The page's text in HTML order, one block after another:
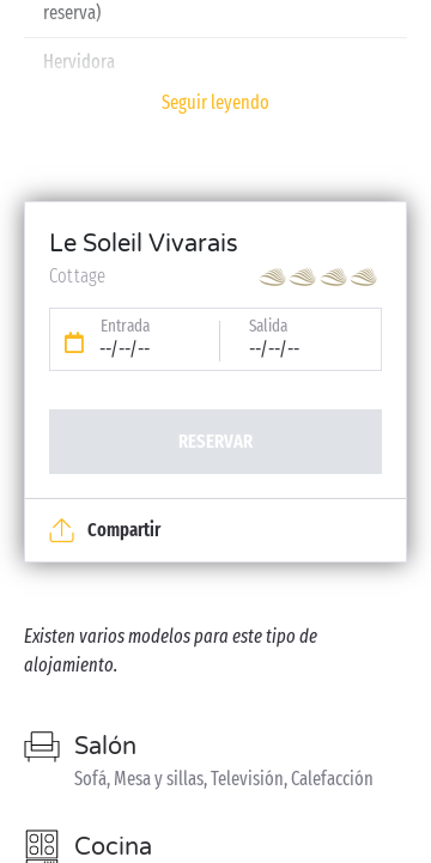
reserva)
Hervidora
Seguir leyendo
Le Soleil Vivarais
Cottage
Entrada
--/--/--
Salida
--/--/--
RESERVAR
Compartir
Existen varios modelos para este tipo de
alojamiento.
Salón
Sofá, Mesa y sillas, Televisión, Calefacción
Cocina